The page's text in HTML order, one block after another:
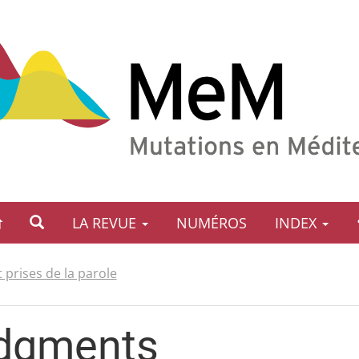
LA REVUE NUMÉROS INDEX
prises de la parole